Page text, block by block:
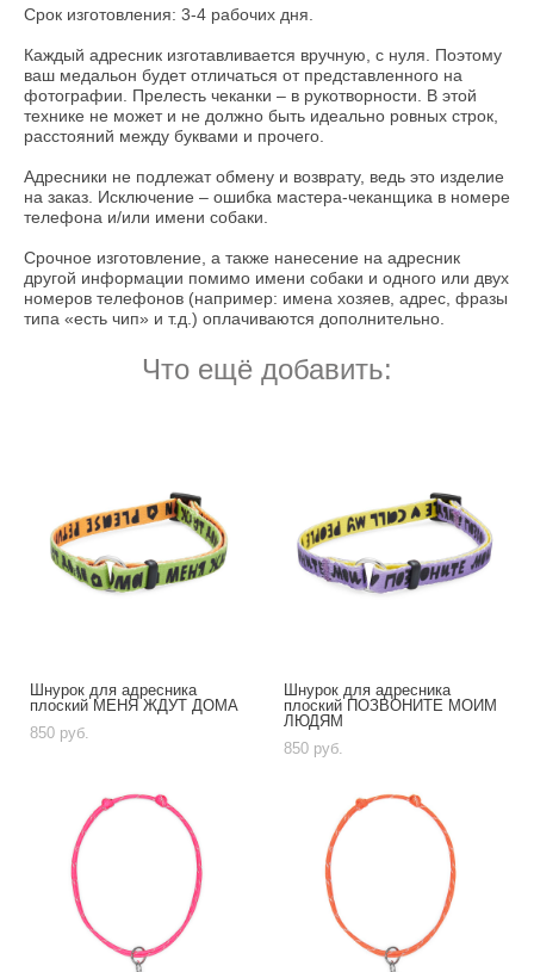
Срок изготовления: 3-4 рабочих дня.
Каждый адресник изготавливается вручную, с нуля. Поэтому
ваш медальон будет отличаться от представленного на
фотографии. Прелесть чеканки – в рукотворности. В этой
технике не может и не должно быть идеально ровных строк,
расстояний между буквами и прочего.
Адресники не подлежат обмену и возврату, ведь это изделие
на заказ. Исключение – ошибка мастера-чеканщика в номере
телефона и/или имени собаки.
Срочное изготовление, а также нанесение на адресник
другой информации помимо имени собаки и одного или двух
номеров телефонов (например: имена хозяев, адрес, фразы
типа «есть чип» и т.д.) оплачиваются дополнительно.
Что ещё добавить:
Шнурок для адресника
плоский МЕНЯ ЖДУТ ДОМА
850 pуб.
Шнурок для адресника
плоский ПОЗВОНИТЕ МОИМ
ЛЮДЯМ
850 pуб.